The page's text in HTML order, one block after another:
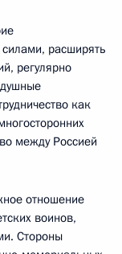
расширять
регулярно
как
между Россией
отношение
воинов,
Стороны